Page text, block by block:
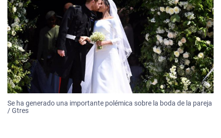
Se ha generado una importante polémica sobre la boda de la pareja
/ Gtres